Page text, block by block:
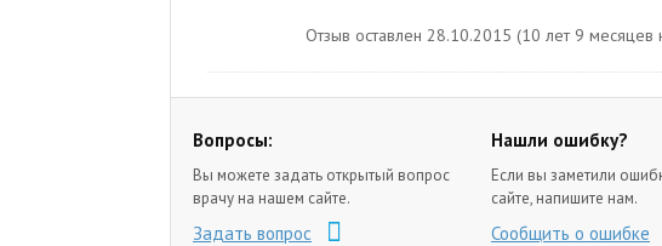
Отзыв оставлен 28.10.2015 (10 лет 9 месяцев
Вопросы:
Вы можете задать открытый вопрос
врачу на нашем сайте.
Задать вопрос
Нашли ошибку?
Если вы заметили
сайте, напишите нам.
Сообщить о ошибке